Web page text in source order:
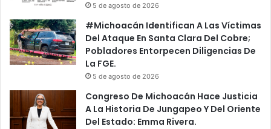
5 de agosto de 2026
#Michoacán Identifican A Las Víctimas
Del Ataque En Santa Clara Del Cobre;
Pobladores Entorpecen Diligencias De
La FGE.
5 de agosto de 2026
Congreso De Michoacán Hace Justicia
A La Historia De Jungapeo Y Del Oriente
Del Estado: Emma Rivera.